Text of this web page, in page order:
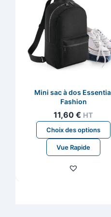
Mini sac à dos
Fashion
11,60 € HT
Choix des options
Vue Rapide